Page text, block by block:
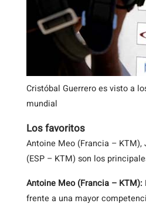
Cristóbal Guerrero es visto a
mundial
Los favoritos
Antoine Meo (Francia – KTM),
(ESP – KTM) son los
Antoine Meo (Francia – KTM):
frente a una mayor